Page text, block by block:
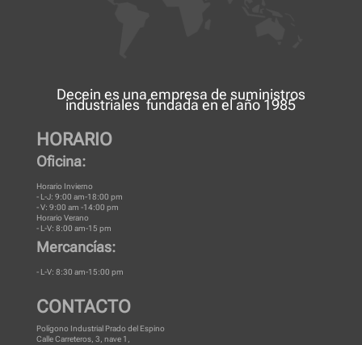
Decein es una empresa de suministros
industrialesfundada en el año 1985
HORARIO
Oficina:
Horario Invierno
- L-J: 9:00 am-18:00 pm
- V: 9:00 am -14:00 pm
Horario Verano
- L-V: 8:00 am-15 pm
Mercancías:
- L-V: 8:30 am-15:00 pm
CONTACTO
Polígono Industrial Prado del Espino
Calle Carreteros, 3, nave 1,